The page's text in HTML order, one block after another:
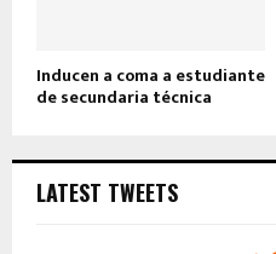
Inducen a coma a estudiante
de secundaria técnica
LATEST TWEETS